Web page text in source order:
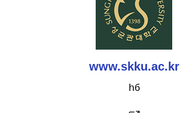
www.skku.ac.kr
հб